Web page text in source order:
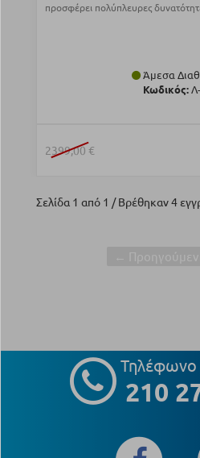
προσφέρει πολύπλευρες
Άμεσα
Κωδικός:
2399,00 €
Σελίδα 1 από 1 / Βρέθηκαν 4
Τηλέφωνο
210